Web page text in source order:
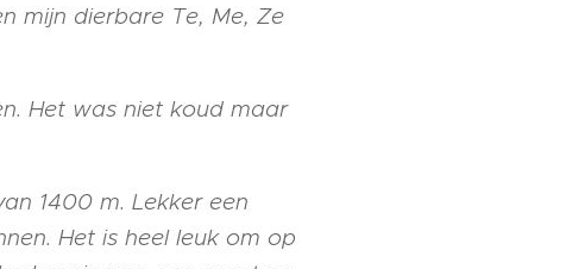
mijn dierbare Te, Me, Ze
Het was niet koud maar
1400 m. Lekker een
Het is heel leuk om op